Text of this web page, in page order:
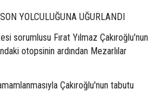
YOLCULUĞUNA UĞURLANDI
sorumlusu Fırat Yılmaz Çakıroğlu'nun
otopsinin ardından Mezarlılar
Çakıroğlu'nun tabutu